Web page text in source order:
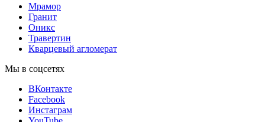
Мрамор
Гранит
Оникс
Травертин
Кварцевый агломерат
Мы в соцсетях
ВКонтакте
Facebook
Инстаграм